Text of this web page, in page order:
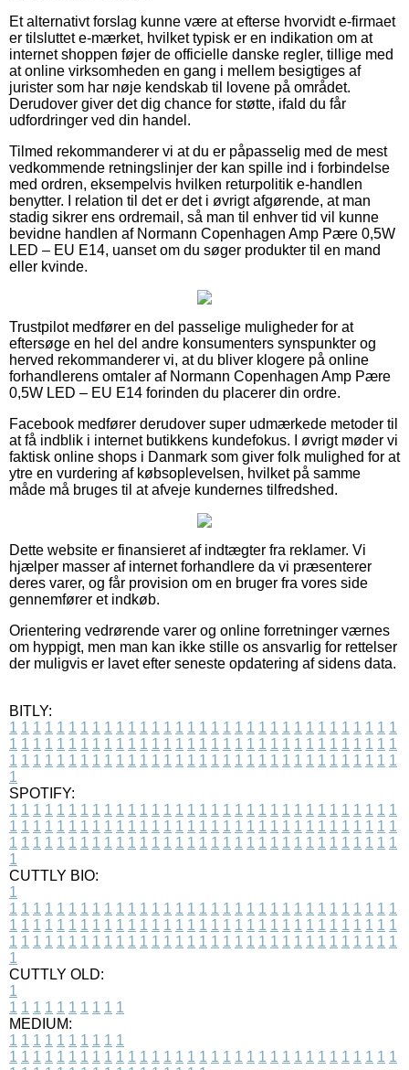
Et alternativt forslag kunne være at efterse hvorvidt e-firmaet
er tilsluttet e-mærket, hvilket typisk er en indikation om at
internet shoppen føjer de officielle danske regler, tillige med
at online virksomheden en gang i mellem besigtiges af
jurister som har nøje kendskab til lovene på området.
Derudover giver det dig chance for støtte, ifald du får
udfordringer ved din handel.
Tilmed rekommanderer vi at du er påpasselig med de mest
vedkommende retningslinjer der kan spille ind i forbindelse
med ordren, eksempelvis hvilken returpolitik e-handlen
benytter. I relation til det er det i øvrigt afgørende, at man
stadig sikrer ens ordremail, så man til enhver tid vil kunne
bevidne handlen af Normann Copenhagen Amp Pære 0,5W
LED – EU E14, uanset om du søger produkter til en mand
eller kvinde.
Trustpilot medfører en del passelige muligheder for at
eftersøge en hel del andre konsumenters synspunkter og
herved rekommanderer vi, at du bliver klogere på online
forhandlerens omtaler af Normann Copenhagen Amp Pære
0,5W LED – EU E14 forinden du placerer din ordre.
Facebook medfører derudover super udmærkede metoder til
at få indblik i internet butikkens kundefokus. I øvrigt møder vi
faktisk online shops i Danmark som giver folk mulighed for at
ytre en vurdering af købsoplevelsen, hvilket på samme
måde må bruges til at afveje kundernes tilfredshed.
Dette website er finansieret af indtægter fra reklamer. Vi
hjælper masser af internet forhandlere da vi præsenterer
deres varer, og får provision om en bruger fra vores side
gennemfører et indkøb.
Orientering vedrørende varer og online forretninger værnes
om hyppigt, men man kan ikke stille os ansvarlig for rettelser
der muligvis er lavet efter seneste opdatering af sidens data.
BITLY:
1 1 1 1 1 1 1 1 1 1 1 1 1 1 1 1 1 1 1 1 1 1 1 1 1 1 1 1 1 1 1 1 1
1 1 1 1 1 1 1 1 1 1 1 1 1 1 1 1 1 1 1 1 1 1 1 1 1 1 1 1 1 1 1 1 1
1 1 1 1 1 1 1 1 1 1 1 1 1 1 1 1 1 1 1 1 1 1 1 1 1 1 1 1 1 1 1 1 1
1
SPOTIFY:
1 1 1 1 1 1 1 1 1 1 1 1 1 1 1 1 1 1 1 1 1 1 1 1 1 1 1 1 1 1 1 1 1
1 1 1 1 1 1 1 1 1 1 1 1 1 1 1 1 1 1 1 1 1 1 1 1 1 1 1 1 1 1 1 1 1
1 1 1 1 1 1 1 1 1 1 1 1 1 1 1 1 1 1 1 1 1 1 1 1 1 1 1 1 1 1 1 1 1
1
CUTTLY BIO:
1
1 1 1 1 1 1 1 1 1 1 1 1 1 1 1 1 1 1 1 1 1 1 1 1 1 1 1 1 1 1 1 1 1
1 1 1 1 1 1 1 1 1 1 1 1 1 1 1 1 1 1 1 1 1 1 1 1 1 1 1 1 1 1 1 1 1
1 1 1 1 1 1 1 1 1 1 1 1 1 1 1 1 1 1 1 1 1 1 1 1 1 1 1 1 1 1 1 1 1
1
CUTTLY OLD:
1
1 1 1 1 1 1 1 1 1 1
MEDIUM:
1 1 1 1 1 1 1 1 1 1
1 1 1 1 1 1 1 1 1 1 1 1 1 1 1 1 1 1 1 1 1 1 1 1 1 1 1 1 1 1 1 1 1